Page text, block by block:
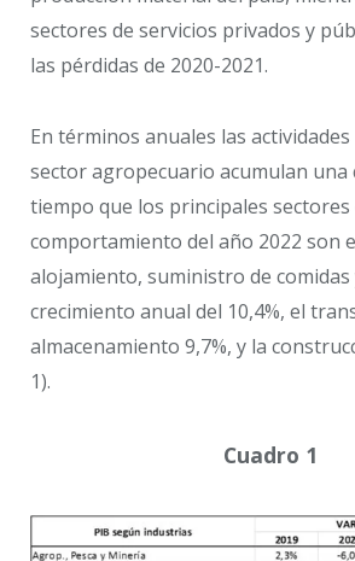
sectores de servicios privados y
las pérdidas de 2020-2021.
En términos anuales las
sector agropecuario acumulan una
tiempo que los principales sectores
comportamiento del año 2022 son
alojamiento, suministro de comidas
crecimiento anual del 10,4%, el
almacenamiento 9,7%, y la
1).
Cuadro 1